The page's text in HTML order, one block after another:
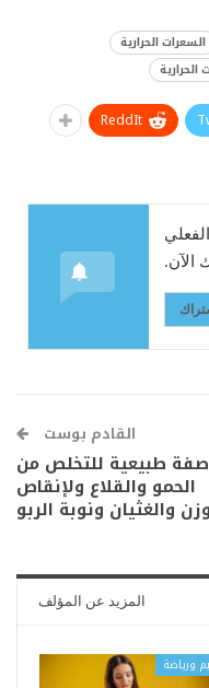
السعرات الحرارية
الحرارية
ReddIt
الآن.
القادم بوست
طبيعية للتخلص من
الحمو والقلاع ولإنقاص
والغثيان ونوبة الربو
المزيد عن المؤلف
ورياضة